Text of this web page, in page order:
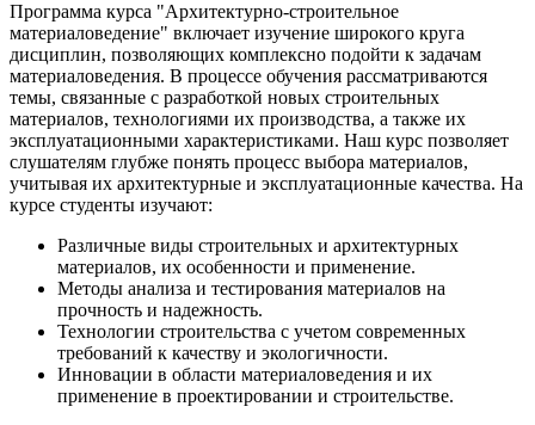
Программа курса "Архитектурно-строительное
материаловедение" включает изучение широкого круга
дисциплин, позволяющих комплексно подойти к задачам
материаловедения. В процессе обучения рассматриваются
темы, связанные с разработкой новых строительных
материалов, технологиями их производства, а также их
эксплуатационными характеристиками. Наш курс позволяет
слушателям глубже понять процесс выбора материалов,
учитывая их архитектурные и эксплуатационные качества. На
курсе студенты изучают:
Различные виды строительных и архитектурных
материалов, их особенности и применение.
Методы анализа и тестирования материалов на
прочность и надежность.
Технологии строительства с учетом современных
требований к качеству и экологичности.
Инновации в области материаловедения и их
применение в проектировании и строительстве.